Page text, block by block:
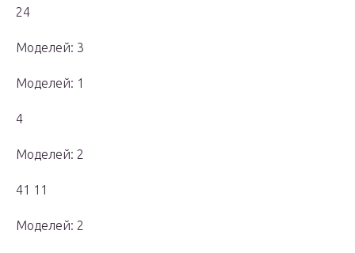
24
Моделей: 3
Моделей: 1
4
Моделей: 2
41 11
Моделей: 2